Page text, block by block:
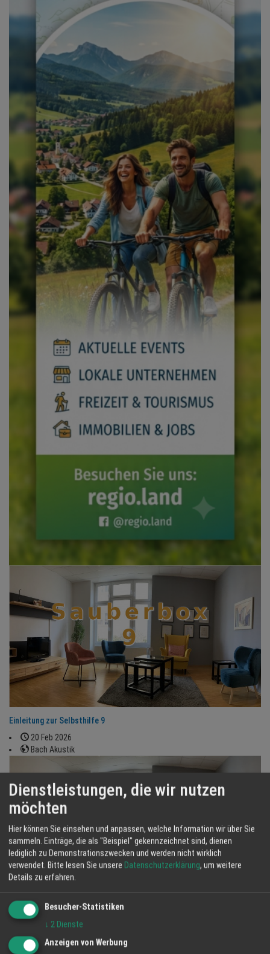
Einleitung zur Selbsthilfe 9
20 Feb 2026
Bach Akustik
Anleitung zur Selbsthilfe 4
16 Feb 2026
Bach Akustik
Dienstleistungen, die wir nutzen
möchten
Hier können Sie einsehen und anpassen, welche Information wir über Sie
sammeln. Einträge, die als "Beispiel" gekennzeichnet sind, dienen
lediglich zu Demonstrationszwecken und werden nicht wirklich
verwendet. Bitte lesen Sie unsere Datenschutzerklärung, um weitere
Details zu erfahren.
Besucher-Statistiken
↓ 2 Dienste
Anzeigen von Werbung